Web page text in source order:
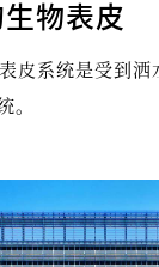
物表皮
皮系统是受到洒